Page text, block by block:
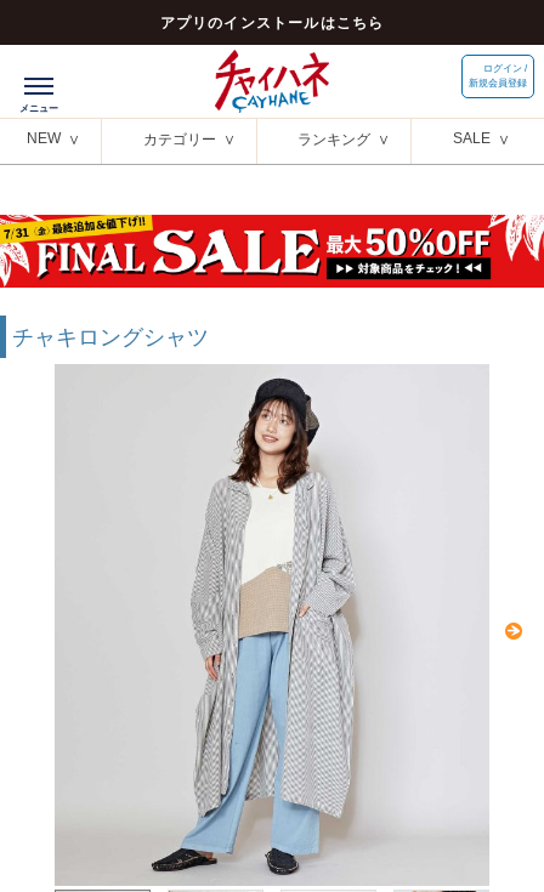
アプリのインストールはこちら
ログイン /
新規会員登録
NEW カテゴリー ランキング SALE
チャキロングシャツ